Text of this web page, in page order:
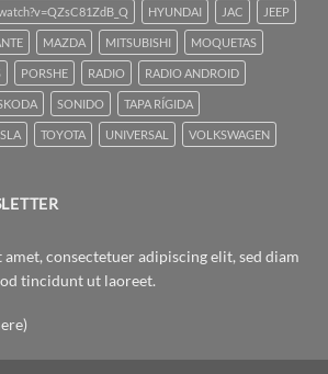
HYUNDAI JAC JEEP
MAZDA MITSUBISHI MOQUETAS
PORSHE RADIO RADIO ANDROID
SONIDO TAPA RÍGIDA
TOYOTA UNIVERSAL VOLKSWAGEN
consectetuer adipiscing elit, sed diam
tincidunt ut laoreet.